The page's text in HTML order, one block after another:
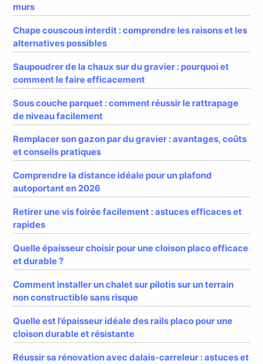
murs
Chape couscous interdit : comprendre les raisons et les
alternatives possibles
Saupoudrer de la chaux sur du gravier : pourquoi et
comment le faire efficacement
Sous couche parquet : comment réussir le rattrapage
de niveau facilement
Remplacer son gazon par du gravier : avantages, coûts
et conseils pratiques
Comprendre la distance idéale pour un plafond
autoportant en 2026
Retirer une vis foirée facilement : astuces efficaces et
rapides
Quelle épaisseur choisir pour une cloison placo efficace
et durable ?
Comment installer un chalet sur pilotis sur un terrain
non constructible sans risque
Quelle est l’épaisseur idéale des rails placo pour une
cloison durable et résistante
Réussir sa rénovation avec dalais-carreleur : astuces et